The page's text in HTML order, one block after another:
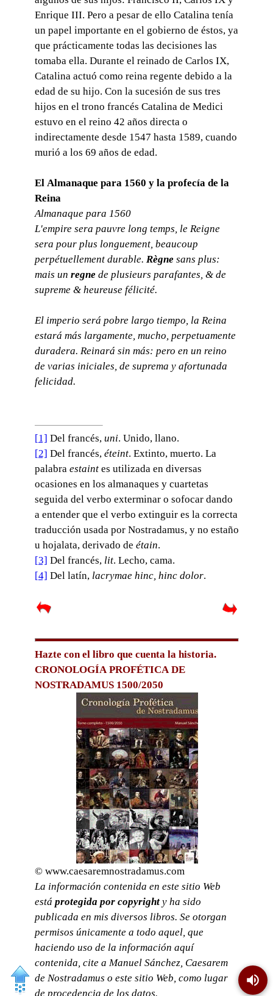
Enrique III. Pero a pesar de ello Catalina tenía
un papel importante en el gobierno de éstos, ya
que prácticamente todas las decisiones las
tomaba ella. Durante el reinado de Carlos IX,
Catalina actuó como reina regente debido a la
edad de su hijo. Con la sucesión de sus tres
hijos en el trono francés Catalina de Medici
estuvo en el reino 42 años directa o
indirectamente desde 1547 hasta 1589, cuando
murió a los 69 años de edad.
El Almanaque para 1560 y la profecía de la
Reina
Almanaque para 1560
L'empire sera pauvre long temps, le Reigne
sera pour plus longuement, beaucoup
perpétuellement durable. Règne sans plus:
mais un regne de plusieurs parafantes, & de
supreme & heureuse félicité.
El imperio será pobre largo tiempo, la Reina
estará más largamente, mucho, perpetuamente
duradera. Reinará sin más: pero en un reino
de varias iniciales, de suprema y afortunada
felicidad.
[1] Del francés, uni. Unido, llano.
[2] Del francés, éteint. Extinto, muerto. La
palabra estaintes utilizada en diversas
ocasiones en los almanaques y cuartetas
seguida del verbo exterminar o sofocar dando
a entender que el verbo extinguir es la correcta
traducción usada por Nostradamus, y no estaño
u hojalata, derivado de étain.
[3] Del francés, lit. Lecho, cama.
[4] Del latín, lacrymae hinc, hinc dolor.
Hazte con el libro que cuenta la historia.
CRONOLOGÍA PROFÉTICA DE
NOSTRADAMUS 1500/2050
© www.caesaremnostradamus.com
La información contenida en este sitio Web
está protegida por copyrighty ha sido
publicada en mis diversos libros. Se otorgan
permisos únicamente a todo aquel, que
haciendo uso de la información aquí
contenida, cite a Manuel Sánchez, Caesarem
de Nostradamus o este sitio Web, como lugar
de procedencia de los datos.